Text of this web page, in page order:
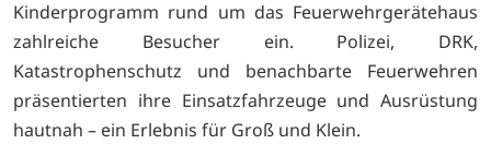
Kinderprogramm rund um das Feuerwehrgerätehaus
zahlreiche Besucher ein. Polizei, DRK,
Katastrophenschutz und benachbarte Feuerwehren
präsentierten ihre Einsatzfahrzeuge und Ausrüstung
hautnah – ein Erlebnis für Groß und Klein.